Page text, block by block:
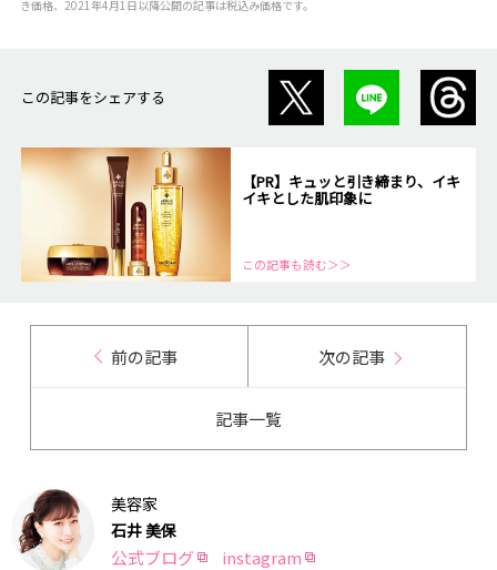
き価格、2021年4月1日以降公開の記事は税込み価格です。
この記事をシェアする
【PR】キュッと引き締まり、イキ
イキとした肌印象に
この記事も読む＞＞
前の記事 次の記事
記事一覧
美容家
石井 美保
公式ブログ instagram